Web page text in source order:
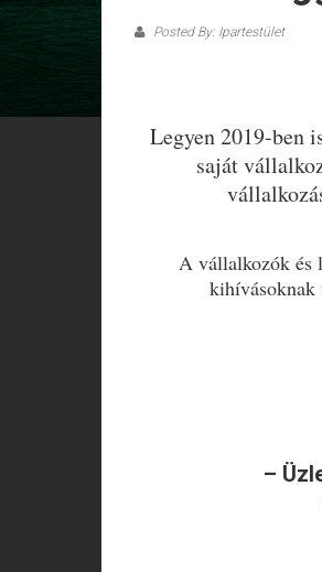
Posted By: Ipartestület
Legyen 2019-ben
saját
A vállalkozók és
kihívásoknak
–